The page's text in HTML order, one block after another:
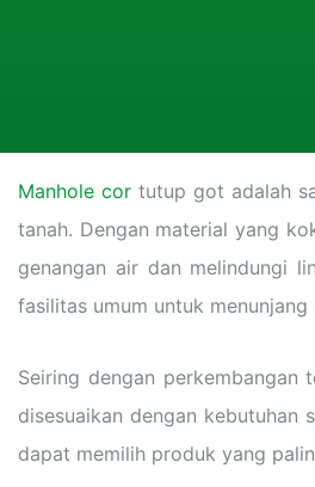
Manhole cortutup got adalah
tanah. Dengan material yang
genangan air dan melindungi
fasilitas umum untuk
Seiring dengan
disesuaikan dengan
dapat memilih produk yang